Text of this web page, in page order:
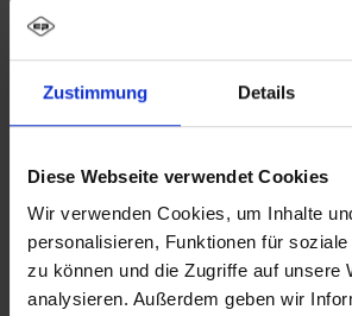
Zustimmung Details
Diese Webseite verwendet Cookies
Wir verwenden Cookies, um Inhalte
personalisieren, Funktionen für
zu können und die Zugriffe auf unsere
analysieren. Außerdem geben wir